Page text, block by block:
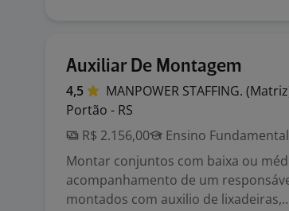
Auxiliar De Montagem
4,5 MANPOWER STAFFING.
Portão - RS
R$ 2.156,00
Ensino
Montar conjuntos com baixa ou
acompanhamento de um
montados com auxilio de